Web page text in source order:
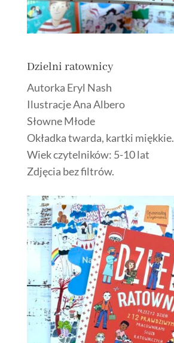
Dzielni ratownicy
Autorka Eryl Nash
Ilustracje Ana Albero
Słowne Młode
Okładka twarda, kartki miękkie.
Wiek czytelników: 5-10 lat
Zdjęcia bez filtrów.